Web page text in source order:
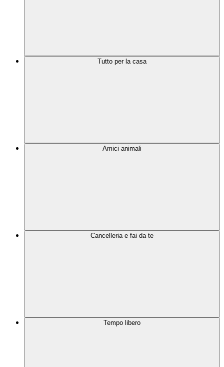
Tutto per la casa
Amici animali
Cancelleria e fai da te
Tempo libero